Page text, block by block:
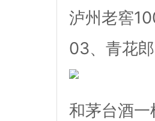
泸州老窖
03、青花
和茅台酒一